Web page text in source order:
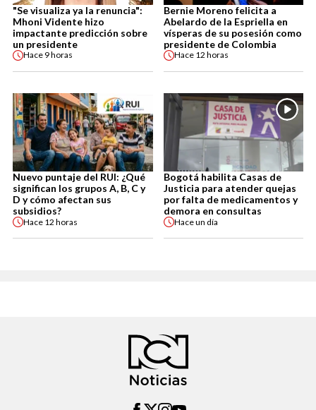
"Se visualiza ya la renuncia":
Mhoni Vidente hizo
impactante predicción sobre
un presidente
Hace 9 horas
Bernie Moreno felicita a
Abelardo de la Espriella en
vísperas de su posesión como
presidente de Colombia
Hace 12 horas
Nuevo puntaje del RUI: ¿Qué
significan los grupos A, B, C y
D y cómo afectan sus
subsidios?
Hace 12 horas
Bogotá habilita Casas de
Justicia para atender quejas
por falta de medicamentos y
demora en consultas
Haceun día